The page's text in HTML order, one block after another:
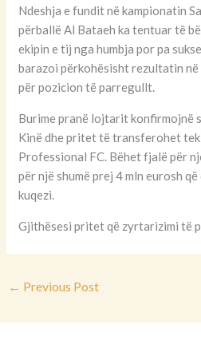
Ndeshja e fundit në kampionatin
përballë Al Bataeh ka tentuar të
ekipin e tij nga humbja por pa
barazoi përkohësisht rezultatin
për pozicion të parregullt.
Burime pranë lojtarit konfirmojnë
Kinë dhe pritet të transferohet
Professional FC. Bëhet fjalë për
për një shumë prej 4 mln eurosh
kuqezi.
Gjithësesi pritet që zyrtarizimi të
← Previous Post